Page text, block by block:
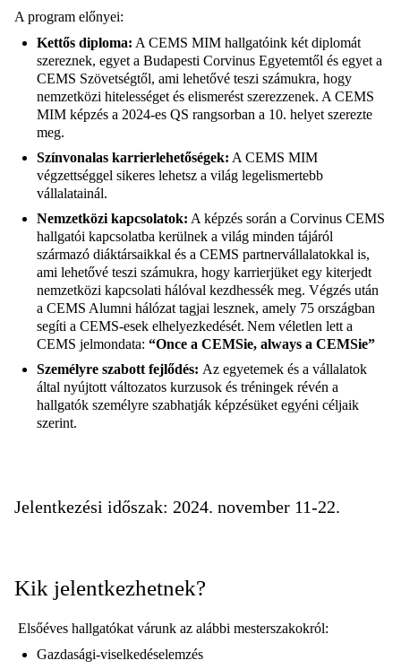
A program előnyei:
Kettős diploma: A CEMS MIM hallgatóink két diplomát
szereznek, egyet a Budapesti Corvinus Egyetemtől és egyet a
CEMS Szövetségtől, ami lehetővé teszi számukra, hogy
nemzetközi hitelességet és elismerést szerezzenek. A CEMS
MIM képzés a 2024-es QS rangsorban a 10. helyet szerezte
meg.
Színvonalas karrierlehetőségek: A CEMS MIM
végzettséggel sikeres lehetsz a világ legelismertebb
vállalatainál.
Nemzetközi kapcsolatok: A képzés során a Corvinus CEMS
hallgatói kapcsolatba kerülnek a világ minden tájáról
származó diáktársaikkal és a CEMS partnervállalatokkal is,
ami lehetővé teszi számukra, hogy karrierjüket egy kiterjedt
nemzetközi kapcsolati hálóval kezdhessék meg. Végzés után
a CEMS Alumni hálózat tagjai lesznek, amely 75 országban
segíti a CEMS-esek elhelyezkedését. Nem véletlen lett a
CEMS jelmondata: “Once a CEMSie, always a CEMSie”
Személyre szabott fejlődés: Az egyetemek és a vállalatok
által nyújtott változatos kurzusok és tréningek révén a
hallgatók személyre szabhatják képzésüket egyéni céljaik
szerint.
Jelentkezési időszak: 2024. november 11-22.
Kik jelentkezhetnek?
Elsőéves hallgatókat várunk az alábbi mesterszakokról:
Gazdasági-viselkedéselemzés